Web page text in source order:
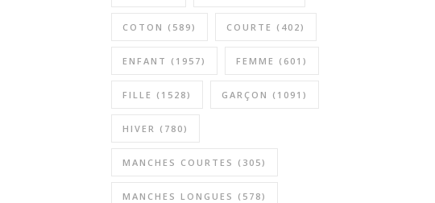
COTON (589) COURTE (402)
ENFANT (1957) FEMME (601)
FILLE (1528) GARÇON (1091)
HIVER (780)
MANCHES COURTES (305)
MANCHES LONGUES (578)